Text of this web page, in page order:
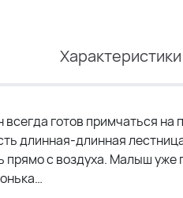
Характеристики
всегда готов примчаться
длинная-длинная
прямо с воздуха. Малыш уже